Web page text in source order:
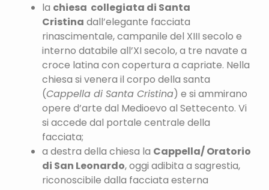
la chiesa collegiata di Santa
Cristina dall’elegante facciata
rinascimentale, campanile del XIII secolo e
interno databile all’XI secolo, a tre navate a
croce latina con copertura a capriate. Nella
chiesa si venera il corpo della santa
(Cappella di Santa Cristina) e si ammirano
opere d’arte dal Medioevo al Settecento. Vi
si accede dal portale centrale della
facciata;
a destra della chiesa la Cappella/ Oratorio
di San Leonardo, oggi adibita a sagrestia,
riconoscibile dalla facciata esterna